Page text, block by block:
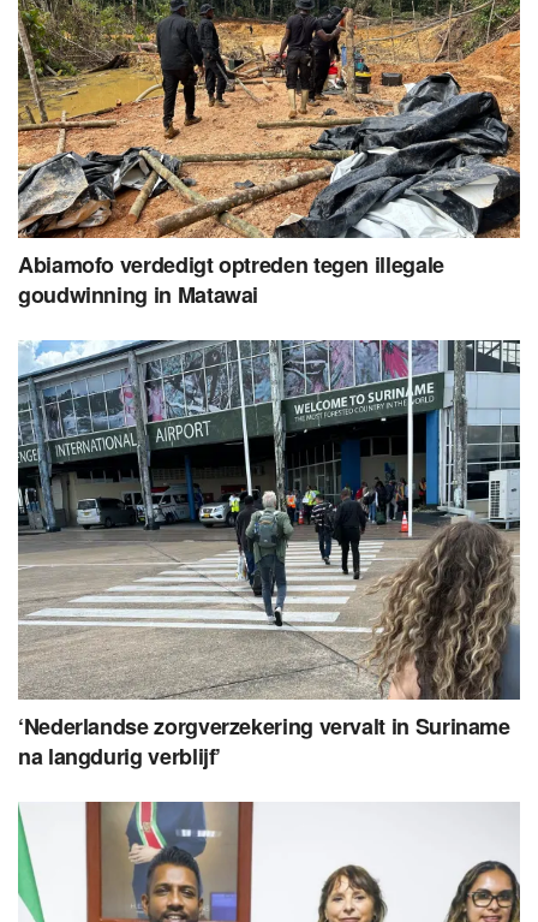
Abiamofo verdedigt optreden tegen illegale
goudwinning in Matawai
‘Nederlandse zorgverzekering vervalt in Suriname
na langdurig verblijf’